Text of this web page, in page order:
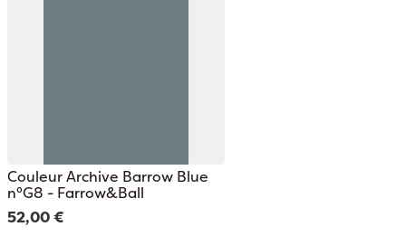
Couleur Archive Barrow Blue
n°G8 - Farrow&Ball
52,00 €